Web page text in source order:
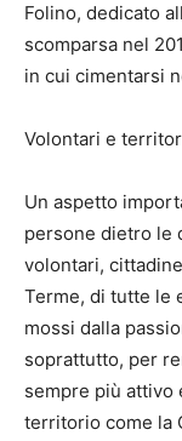
Folino, dedicato
scomparsa nel
in cui cimentarsi
Volontari e
Un aspetto
persone dietro le
volontari,
Terme, di tutte le
mossi dalla
soprattutto, per
sempre più attivo
territorio come la